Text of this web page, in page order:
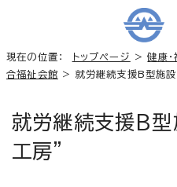
現在の位置： トップページ >健康・
合福祉会館 > 就労継続支援B型施
就労継続支援B
工房”